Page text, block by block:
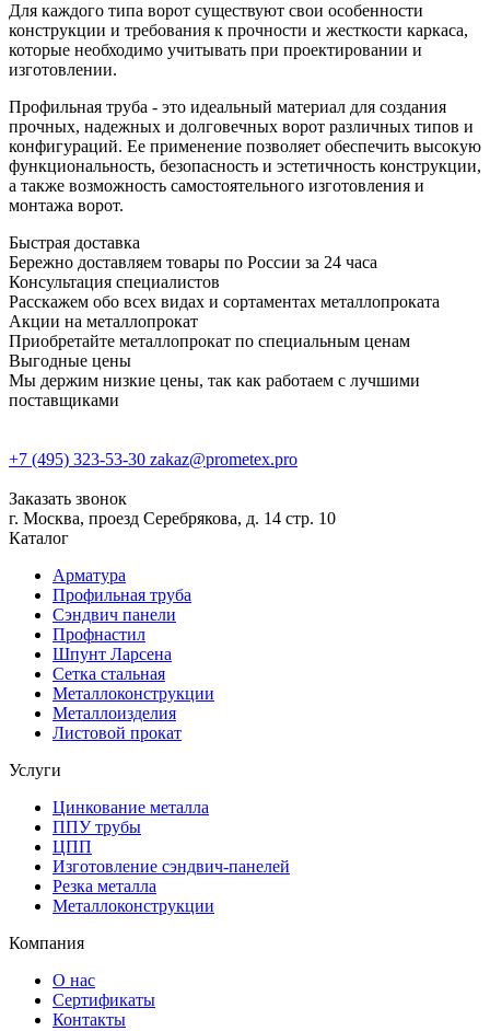
Для каждого типа ворот существуют свои особенности
конструкции и требования к прочности и жесткости каркаса,
которые необходимо учитывать при проектировании и
изготовлении.
Профильная труба - это идеальный материал для создания
прочных, надежных и долговечных ворот различных типов и
конфигураций. Ее применение позволяет обеспечить высокую
функциональность, безопасность и эстетичность конструкции,
а также возможность самостоятельного изготовления и
монтажа ворот.
Быстрая доставка
Бережно доставляем товары по России за 24 часа
Консультация специалистов
Расскажем обо всех видах и сортаментах металлопроката
Акции на металлопрокат
Приобретайте металлопрокат по специальным ценам
Выгодные цены
Мы держим низкие цены, так как работаем с лучшими
поставщиками
+7 (495) 323-53-30 zakaz@prometex.pro
Заказать звонок
г. Москва, проезд Серебрякова, д. 14 стр. 10
Каталог
Арматура
Профильная труба
Сэндвич панели
Профнастил
Шпунт Ларсена
Сетка стальная
Металлоконструкции
Металлоизделия
Листовой прокат
Услуги
Цинкование металла
ППУ трубы
ЦПП
Изготовление сэндвич-панелей
Резка металла
Металлоконструкции
Компания
О нас
Сертификаты
Контакты